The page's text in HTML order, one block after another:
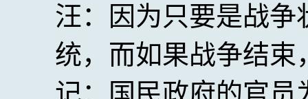
汪：因为只要是战
统，而如果战争结束